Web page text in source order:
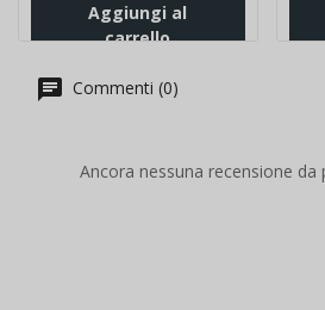
Aggiungi al
carrello
Commenti (0)
Ancora nessuna recensione da